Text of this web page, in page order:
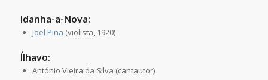
Idanha-a-Nova:
Joel Pina (violista, 1920)
Ílhavo:
António Vieira da Silva (cantautor)